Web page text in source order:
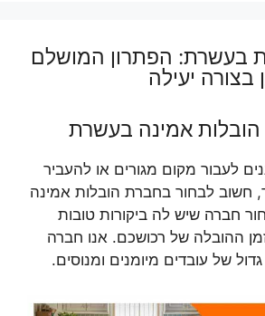
בעשרת: הפתרון המושלם
יעילה
אמינה בעשרת
לעבור מקום מגורים או להעביר
חשוב לבחור בחברת הובלות אמינה
חברה שיש לה ביקורות טובות
ההובלה של רכושכם. אנו חברה
של עובדים מיומנים ומנוסים.